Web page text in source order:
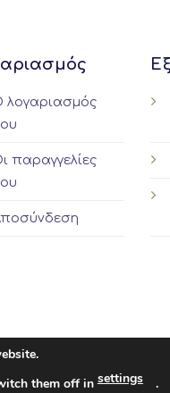
λογαριασμός
παραγγελίες
them off insettings .